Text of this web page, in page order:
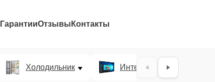
ГарантииОтзывы Контакты
Холодильник Интерактивные панели